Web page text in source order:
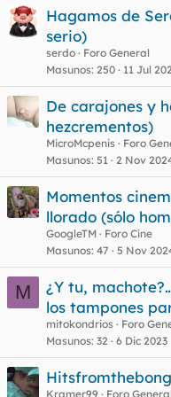
e
t
a
Hagamos de
serio)
serdo
Foro General
Masunos 250 11 Jul
De carajones y
hezcrementos)
MicroMcpenis
Foro
Masunos 51 2 Nov
Momentos
llorado (sólo
GoogleTM
Foro Cine
Masunos 47 5 Nov
M
¿Y tu,
los tampones
mitokondrios
Foro
Masunos 32 6 Dic 2023
Kramer99
Foro General